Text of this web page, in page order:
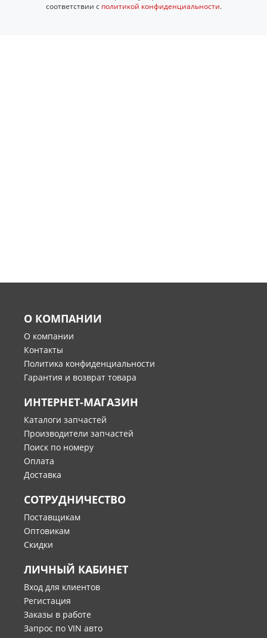
соответствии с политикой конфиденциальности.
О КОМПАНИИ
О компании
Контакты
Политика конфиденциальности
Гарантия и возврат товара
ИНТЕРНЕТ-МАГАЗИН
Каталоги запчастей
Производители запчастей
Поиск по номеру
Оплата
Доставка
СОТРУДНИЧЕСТВО
Поставщикам
Оптовикам
Скидки
ЛИЧНЫЙ КАБИНЕТ
Вход для клиентов
Регистация
Заказы в работе
Запрос по VIN авто